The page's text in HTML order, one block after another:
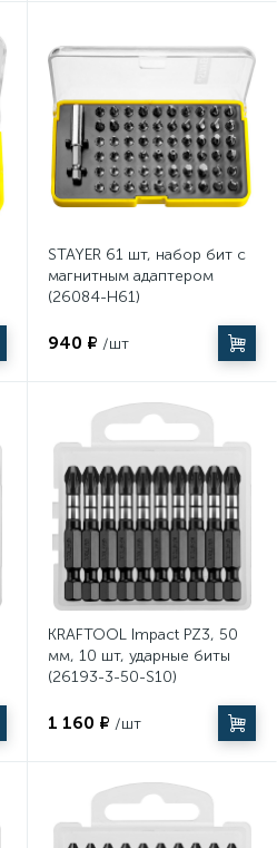
STAYER 61 шт, набор бит с
магнитным адаптером
(26084-H61)
940 ₽ /шт
KRAFTOOL Impact PZ3, 50
мм, 10 шт, ударные биты
(26193-3-50-S10)
1 160 ₽ /шт